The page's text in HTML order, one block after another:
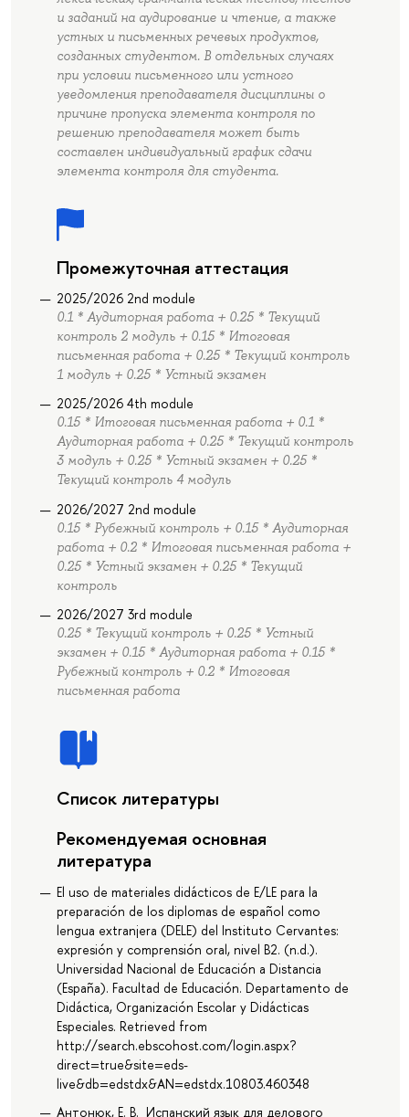
и заданий на аудирование и чтение, а также
устных и письменных речевых продуктов,
созданных студентом. В отдельных случаях
при условии письменного или устного
уведомления преподавателя дисциплины о
причине пропуска элемента контроля по
решению преподавателя может быть
составлен индивидуальный график сдачи
элемента контроля для студента.
Промежуточная аттестация
2025/2026 2nd module
0.1 * Аудиторная работа + 0.25 * Текущий
контроль 2 модуль + 0.15 * Итоговая
письменная работа + 0.25 * Текущий контроль
1 модуль + 0.25 * Устный экзамен
2025/2026 4th module
0.15 * Итоговая письменная работа + 0.1 *
Аудиторная работа + 0.25 * Текущий контроль
3 модуль + 0.25 * Устный экзамен + 0.25 *
Текущий контроль 4 модуль
2026/2027 2nd module
0.15 * Рубежный контроль + 0.15 * Аудиторная
работа + 0.2 * Итоговая письменная работа +
0.25 * Устный экзамен + 0.25 * Текущий
контроль
2026/2027 3rd module
0.25 * Текущий контроль + 0.25 * Устный
экзамен + 0.15 * Аудиторная работа + 0.15 *
Рубежный контроль + 0.2 * Итоговая
письменная работа
Список литературы
Рекомендуемая основная
литература
El uso de materiales didácticos de E/LE para la
preparación de los diplomas de español como
lengua extranjera (DELE) del Instituto Cervantes:
expresión y comprensión oral, nivel B2. (n.d.).
Universidad Nacional de Educación a Distancia
(España). Facultad de Educación. Departamento de
Didáctica, Organización Escolar y Didácticas
Especiales. Retrieved from
http://search.ebscohost.com/login.aspx?
direct=true&site=eds-
live&db=edstdx&AN=edstdx.10803.460348
Антонюк, Е. В. Испанский язык для делового